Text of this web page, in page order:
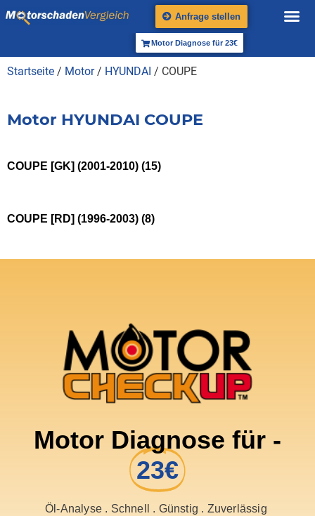
Anfrage stellen
Motor Diagnose für 23€
Startseite / Motor/ HYUNDAI / COUPE
Motor HYUNDAI COUPE
COUPE [GK] (2001-2010) (15)
COUPE [RD] (1996-2003) (8)
Motor Diagnose für -
23€
Öl-Analyse . Schnell . Günstig . Zuverlässig